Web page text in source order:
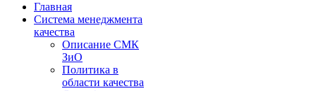
Главная
Система менеджмента
качества
Описание СМК
ЗиО
Политика в
области качества